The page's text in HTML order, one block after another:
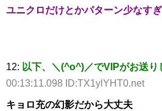
ユニクロだけとかパターン少なす
12: 以下、＼(^o^)／でVIPがお送り
00:13:11.098 ID:TX1ylYHT0.net
キョロ充の幻影だから大丈夫